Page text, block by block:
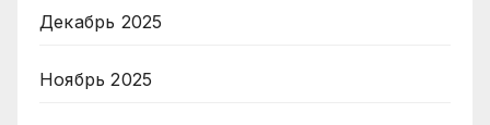
Декабрь 2025
Ноябрь 2025